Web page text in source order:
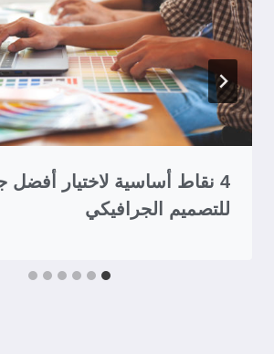
4 نقاط أساسية لاختيار أفضل
للتصميم الجرافيكي